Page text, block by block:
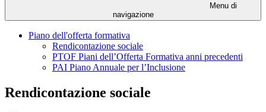
Menu di
navigazione
Piano dell'offerta formativa
Rendicontazione sociale
PTOF Piani dell’Offerta Formativa anni precedenti
PAI Piano Annuale per l’Inclusione
Rendicontazione sociale